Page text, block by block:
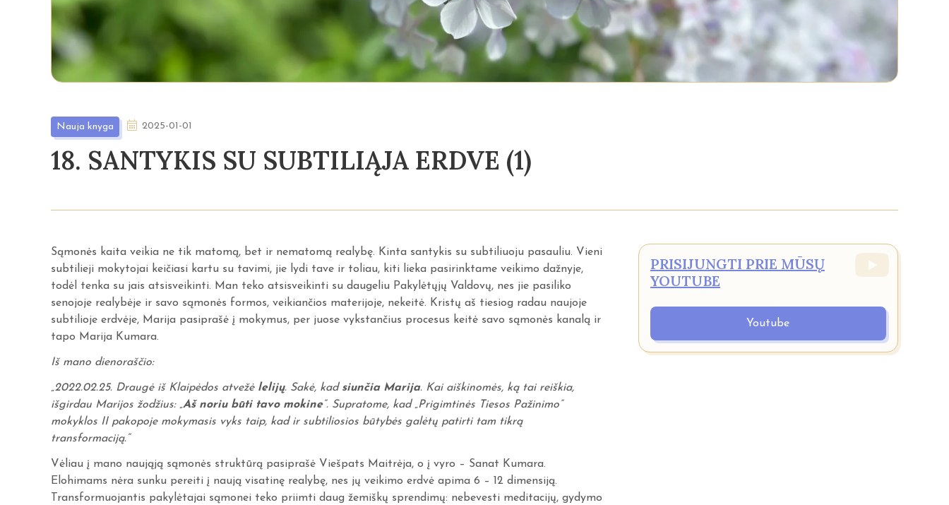
Nauja knyga 2025-01-01
18. SANTYKIS SU SUBTILIĄJA ERDVE (1)
Sąmonės kaita veikia ne tik matomą, bet ir nematomą realybę. Kinta santykis su subtiliuoju pasauliu. Vieni
subtilieji mokytojai keičiasi kartu su tavimi, jie lydi tave ir toliau, kiti lieka pasirinktame veikimo dažnyje,
todėl tenka su jais atsisveikinti. Man teko atsisveikinti su daugeliu Pakylėtųjų Valdovų, nes jie pasiliko
senojoje realybėje ir savo sąmonės formos, veikiančios materijoje, nekeitė. Kristų aš tiesiog radau naujoje
subtilioje erdvėje, Marija pasiprašė į mokymus, per juose vykstančius procesus keitė savo sąmonės kanalą ir
tapo Marija Kumara.
Iš mano dienoraščio:
„2022.02.25. Draugė iš Klaipėdos atvežė lelijų. Sakė, kad siunčia Marija. Kai aiškinomės, ką tai reiškia,
išgirdau Marijos žodžius: „Aš noriu būti tavo mokine“. Supratome, kad „Prigimtinės Tiesos Pažinimo”
mokyklos II pakopoje mokymasis vyks taip, kad ir subtiliosios būtybės galėtų patirti tam tikrą
transformaciją.“
Vėliau į mano naująją sąmonės struktūrą pasiprašė Viešpats Maitrėja, o į vyro – Sanat Kumara.
Elohimams nėra sunku pereiti į naują visatinę realybę, nes jų veikimo erdvė apima 6 – 12 dimensiją.
Transformuojantis pakylėtajai sąmonei teko priimti daug žemiškų sprendimų: nebevesti meditacijų, gydymo
PRISIJUNGTI PRIE MŪSŲ
YOUTUBE
Youtube